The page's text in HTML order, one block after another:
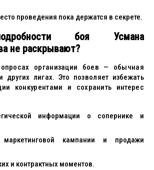
проведения пока держатся в секрете.
боя Усмана
не раскрывают?
организации боев — обычная
других лигах. Это позволяет избежать
конкурентами и сохранить интерес
информации о сопернике и
маркетинговой кампании и продажи
и контрактных моментов.